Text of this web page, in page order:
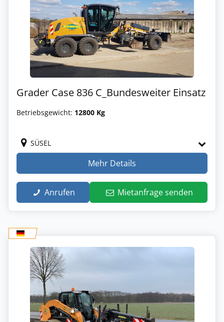
Grader Case 836 C_Bundesweiter Einsatz
Betriebsgewicht: 12800 Kg
SÜSEL
Mehr Details
Anrufen Mietanfrage senden